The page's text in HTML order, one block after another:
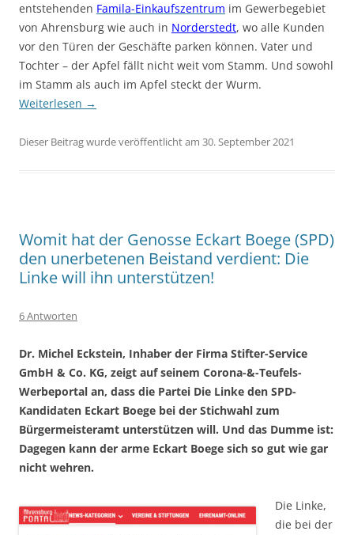
entstehenden Famila-Einkaufszentrum im Gewerbegebiet
von Ahrensburg wie auch in Norderstedt, wo alle Kunden
vor den Türen der Geschäfte parken können. Vater und
Tochter – der Apfel fällt nicht weit vom Stamm. Und sowohl
im Stamm als auch im Apfel steckt der Wurm.
Weiterlesen →
Dieser Beitrag wurde veröffentlicht am 30. September 2021
Womit hat der Genosse Eckart Boege (SPD)
den unerbetenen Beistand verdient: Die
Linke will ihn unterstützen!
6 Antworten
Dr. Michel Eckstein, Inhaber der Firma Stifter-Service
GmbH & Co. KG, zeigt auf seinem Corona-&-Teufels-
Werbeportal an, dass die Partei Die Linke den SPD-
Kandidaten Eckart Boege bei der Stichwahl zum
Bürgermeisteramt unterstützen will. Und das Dumme ist:
Dagegen kann der arme Eckart Boege sich so gut wie gar
nicht wehren.
Die Linke,
die bei der